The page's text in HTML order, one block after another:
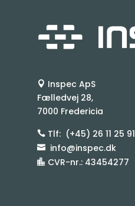
 Inspec ApS
Fælledvej 28,
7000 Fredericia
 Tlf: (+45) 26 11 25 91
 info@inspec.dk
 CVR-nr.: 43454277